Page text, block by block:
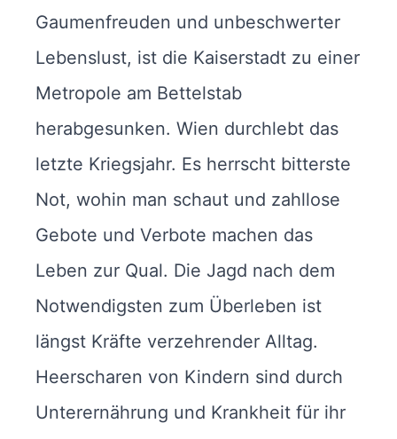
Gaumenfreuden und unbeschwerter
Lebenslust, ist die Kaiserstadt zu einer
Metropole am Bettelstab
herabgesunken. Wien durchlebt das
letzte Kriegsjahr. Es herrscht bitterste
Not, wohin man schaut und zahllose
Gebote und Verbote machen das
Leben zur Qual. Die Jagd nach dem
Notwendigsten zum Überleben ist
längst Kräfte verzehrender Alltag.
Heerscharen von Kindern sind durch
Unterernährung und Krankheit für ihr